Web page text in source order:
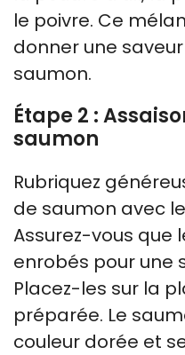
le poivre. Ce
donner une
saumon.
Étape 2 :
saumon
Rubriquez
de saumon avec
Assurez-vous que
enrobés pour une
Placez-les sur la
préparée. Le
couleur dorée et